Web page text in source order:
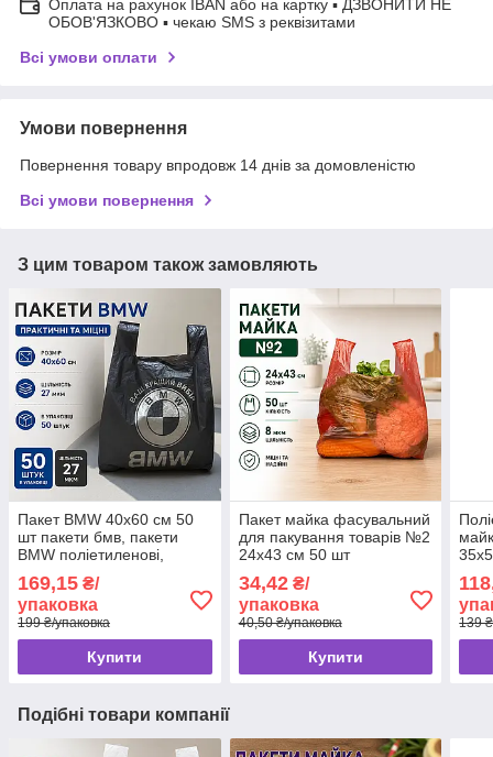
Оплата на рахунок IBAN або на картку ▪ ДЗВОНИТИ НЕ
ОБОВ'ЯЗКОВО ▪ чекаю SMS з реквізитами
Всі умови оплати
Умови повернення
Повернення товару впродовж 14 днів за домовленістю
Всі умови повернення
З цим товаром також замовляють
Пакет BMW 40x60 см 50
шт пакети бмв, пакети
BMW поліетиленові,
169,15 ₴/
упаковка
199 ₴/упаковка
Купити
Пакет майка фасувальний
для пакування товарів №2
24x43 см 50 шт
34,42₴/
упаковка
40,50 ₴/упаковка
Купити
139
Подібні товари компанії